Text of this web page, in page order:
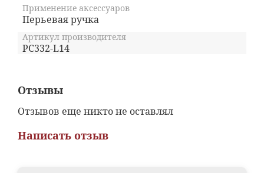
Применение аксессуаров
Перьевая ручка
Артикул производителя
PC332-L14
Отзывы
Отзывов еще никто не оставлял
Написать отзыв